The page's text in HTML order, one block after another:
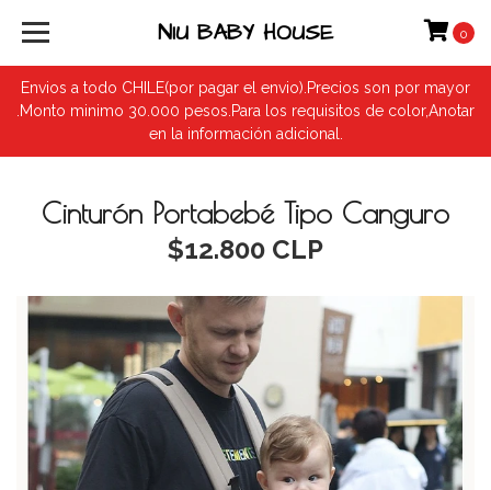
Envios a todo CHILE(por pagar el envio).Precios son por mayor
.Monto minimo 30.000 pesos.Para los requisitos de color,Anotar
en la información adicional.
NIU BABY HOUSE 0
Cinturón Portabebé Tipo Canguro
$12.800 CLP